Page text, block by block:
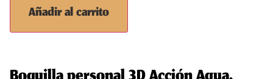
Añadir al carrito